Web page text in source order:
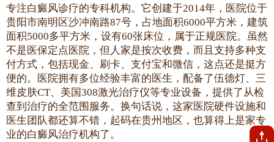
专注白癜风诊疗的专科机构。它创建于2014年，医院位于
贵阳市南明区沙冲南路87号，占地面积6000平方米，建筑
面积5000多平方米，设有60张床位，属于正规医院。虽然
不是医保定点医院，但人家是按次收费，而且支持多种支
付方式，包括现金、刷卡、支付宝和微信，这点还是挺方
便的。医院拥有多位经验丰富的医生，配备了伍德灯、三
维皮肤CT、美国308激光治疗仪等专业设备，提供了从检
查到治疗的全范围服务。换句话说，这家医院硬件设施和
医生团队都还算不错，起码在贵州地区，也算得上是家专
业的白癜风治疗机构了。